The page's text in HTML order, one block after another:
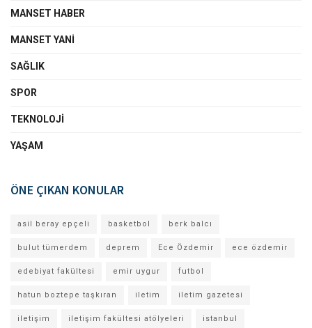
MANSET HABER
MANSET YANI
SAĞLIK
SPOR
TEKNOLOJI
YAŞAM
ÖNE ÇIKAN KONULAR
asil beray epçeli basketbol berk balcı
bulut tümerdem deprem Ece Özdemir ece özdemir
edebiyat fakültesi emir uygur futbol
hatun boztepe taşkıran iletim iletim gazetesi
iletişim iletişim fakültesi atölyeleri istanbul